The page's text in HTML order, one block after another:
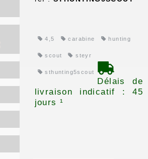
4,5 carabine hunting
scout steyr
sthunting5scout
Délais de
livraison indicatif : 45
jours ¹